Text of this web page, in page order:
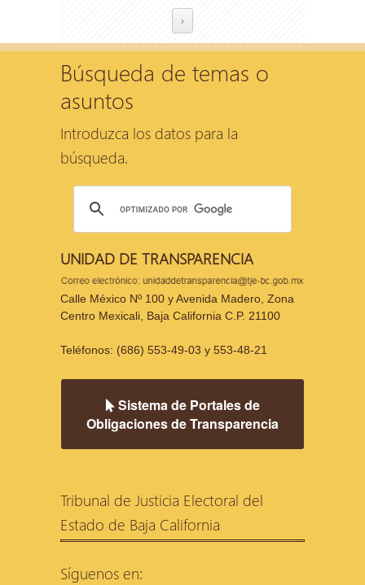
›
Búsqueda de temas o
asuntos
Introduzca los datos para la
búsqueda.
UNIDAD DE TRANSPARENCIA
Calle México Nº 100 y Avenida Madero, Zona
Centro Mexicali, Baja California C.P. 21100
Teléfonos: (686) 553-49-03 y 553-48-21
Sistema de Portales de
Obligaciones de Transparencia
Tribunal de Justicia Electoral del
Estado de Baja California
Síguenos en: